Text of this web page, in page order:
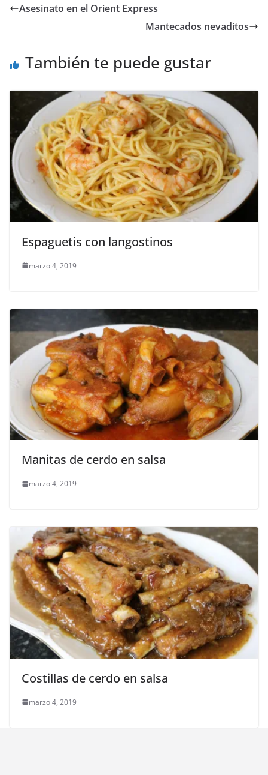
Asesinato en el Orient Express
Mantecados nevaditos
También te puede gustar
Espaguetis con langostinos
marzo 4, 2019
Manitas de cerdo en salsa
marzo 4, 2019
Costillas de cerdo en salsa
marzo 4, 2019